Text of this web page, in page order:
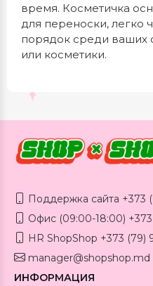
время. Косметичка
для переноски, легко
порядок среди ваших
или косметики.
Поддержка сайта +373
Офис (09:00-18:00) +373
HR ShopShop +373 (79)
manager@shopshop.md
ИНФОРМАЦИЯ